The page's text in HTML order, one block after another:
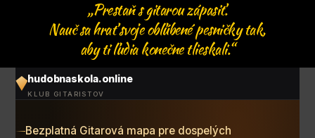
„Prestaň s gitarou zápasiť.
Nauč sa hrať svoje obľúbené pesničky tak,
aby ti ľudia konečne tlieskali.“
hudobnaskola.online
KLUB GITARISTOV
Bezplatná Gitarová mapa pre dospelých